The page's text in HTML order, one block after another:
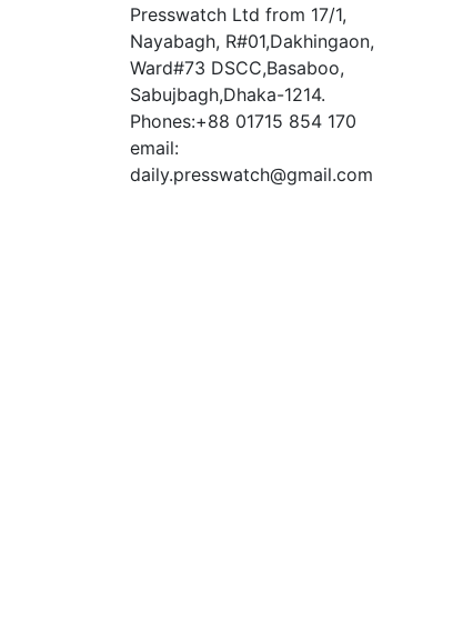
Presswatch Ltd from 17/1,
Nayabagh, R#01,Dakhingaon,
Ward#73 DSCC,Basaboo,
Sabujbagh,Dhaka-1214.
Phones:+88 01715 854 170
email:
daily.presswatch@gmail.com